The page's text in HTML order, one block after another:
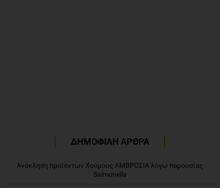
ΔΗΜΟΦΙΛΗ ΑΡΘΡΑ
Ανάκληση προϊόντων Χούμους ΑΜΒΡΟΣΙΑ λόγω παρουσίας
Salmonella